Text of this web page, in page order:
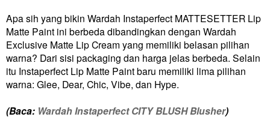
Apa sih yang bikin Wardah Instaperfect MATTESETTER Lip
Matte Paint ini berbeda dibandingkan dengan Wardah
Exclusive Matte Lip Cream yang memiliki belasan pilihan
warna? Dari sisi packaging dan harga jelas berbeda. Selain
itu Instaperfect Lip Matte Paint baru memiliki lima pilihan
warna: Glee, Dear, Chic, Vibe, dan Hype.
(Baca: Wardah Instaperfect CITY BLUSH Blusher)